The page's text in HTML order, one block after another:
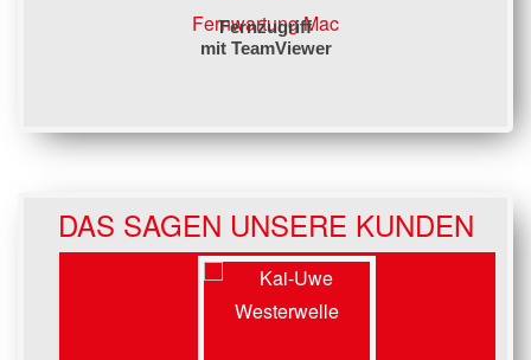
Fernzugriff
mit TeamViewer
Fernwartung Mac
DAS SAGEN UNSERE KUNDEN